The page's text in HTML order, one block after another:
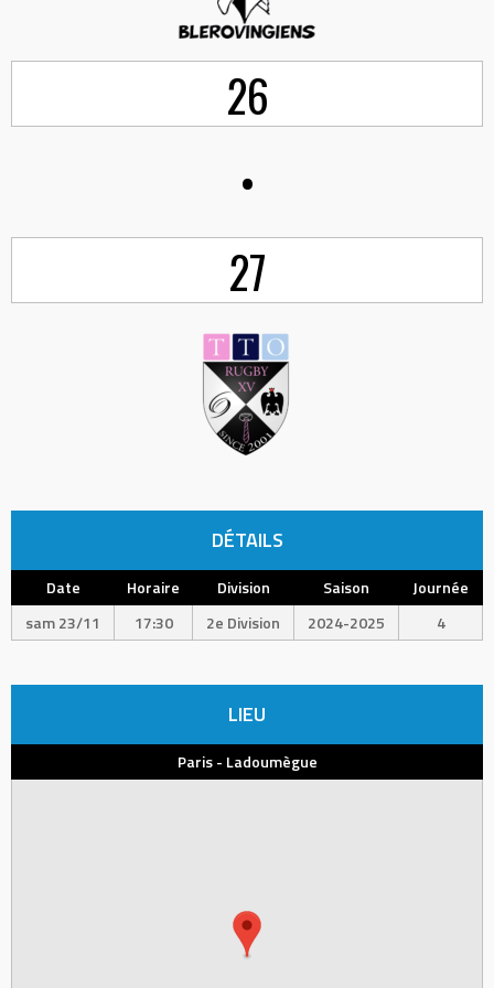
26
•
27
DÉTAILS
Date Horaire Division Saison
Journée
sam 23/11
17:30 2e Division 2024-2025 4
LIEU
Paris - Ladoumègue